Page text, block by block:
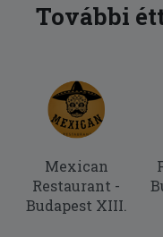
További
Mexican
Restaurant -
Budapest XIII.